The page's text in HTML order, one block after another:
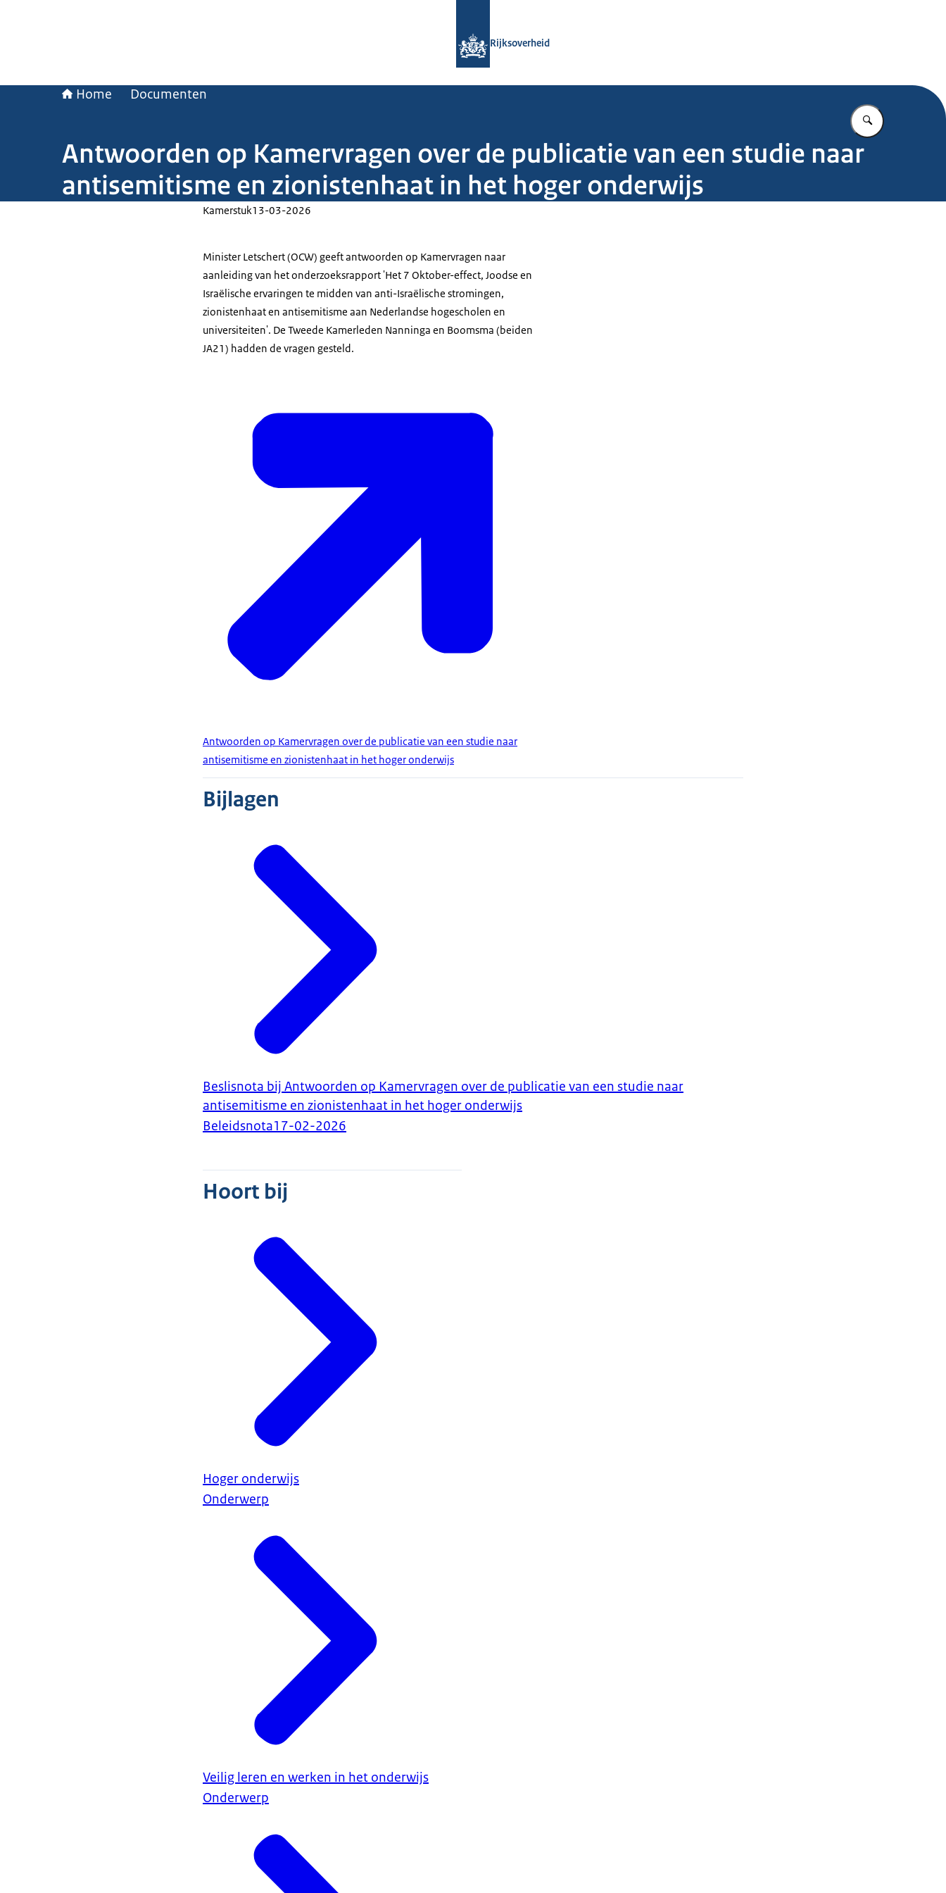
Rijksoverheid
Home Documenten
Vul in wat u
Antwoorden op Kamervragen over de publicatie van een studie naar
antisemitisme en zionistenhaat in het hoger onderwijs
Kamerstuk13-03-2026
Minister Letschert (OCW) geeft antwoorden op Kamervragen naar
aanleiding van het onderzoeksrapport 'Het 7 Oktober-effect, Joodse en
Israëlische ervaringen te midden van anti-Israëlische stromingen,
zionistenhaat en antisemitisme aan Nederlandse hogescholen en
universiteiten'. De Tweede Kamerleden Nanninga en Boomsma (beiden
JA21) hadden de vragen gesteld.
Antwoorden op Kamervragen over de publicatie van een studie naar
antisemitisme en zionistenhaat in het hoger onderwijs
Bijlagen
Beslisnota bij Antwoorden op Kamervragen over de publicatie van een studie naar
antisemitisme en zionistenhaat in het hoger onderwijs
Beleidsnota17-02-2026
Hoort bij
Hoger onderwijs
Onderwerp
Veilig leren en werken in het onderwijs
Onderwerp